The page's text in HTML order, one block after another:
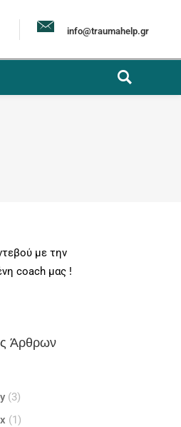
info@traumahelp.gr
με την
coach μας !
Άρθρων
(3)
(1)